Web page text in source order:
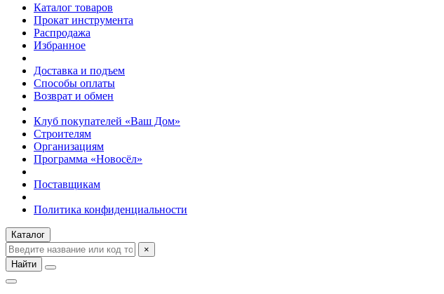
Каталог товаров
Прокат инструмента
Распродажа
Избранное
Доставка и подъем
Способы оплаты
Возврат и обмен
Клуб покупателей «Ваш Дом»
Строителям
Организациям
Программа «Новосёл»
Поставщикам
Политика конфиденциальности
Каталог
×
Найти